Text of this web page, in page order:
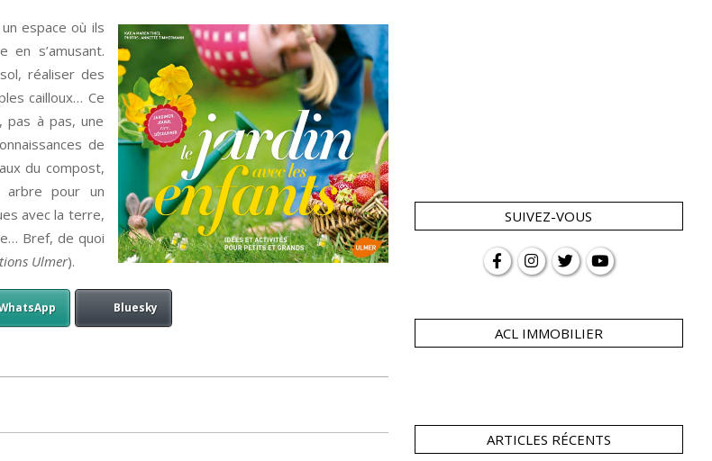
espace où ils
s’amusant.
réaliser des
cailloux… Ce
à pas, une
de
du compost,
arbre pour un
avec la terre,
Bref, de quoi
Ulmer).
Bluesky
SUIVEZ-VOUS
ACL IMMOBILIER
ARTICLES RÉCENTS